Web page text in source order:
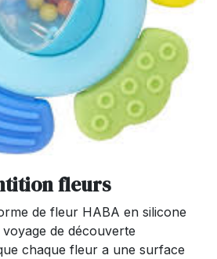
fleurs
de fleur HABA en silicone
de découverte
chaque fleur a une surface